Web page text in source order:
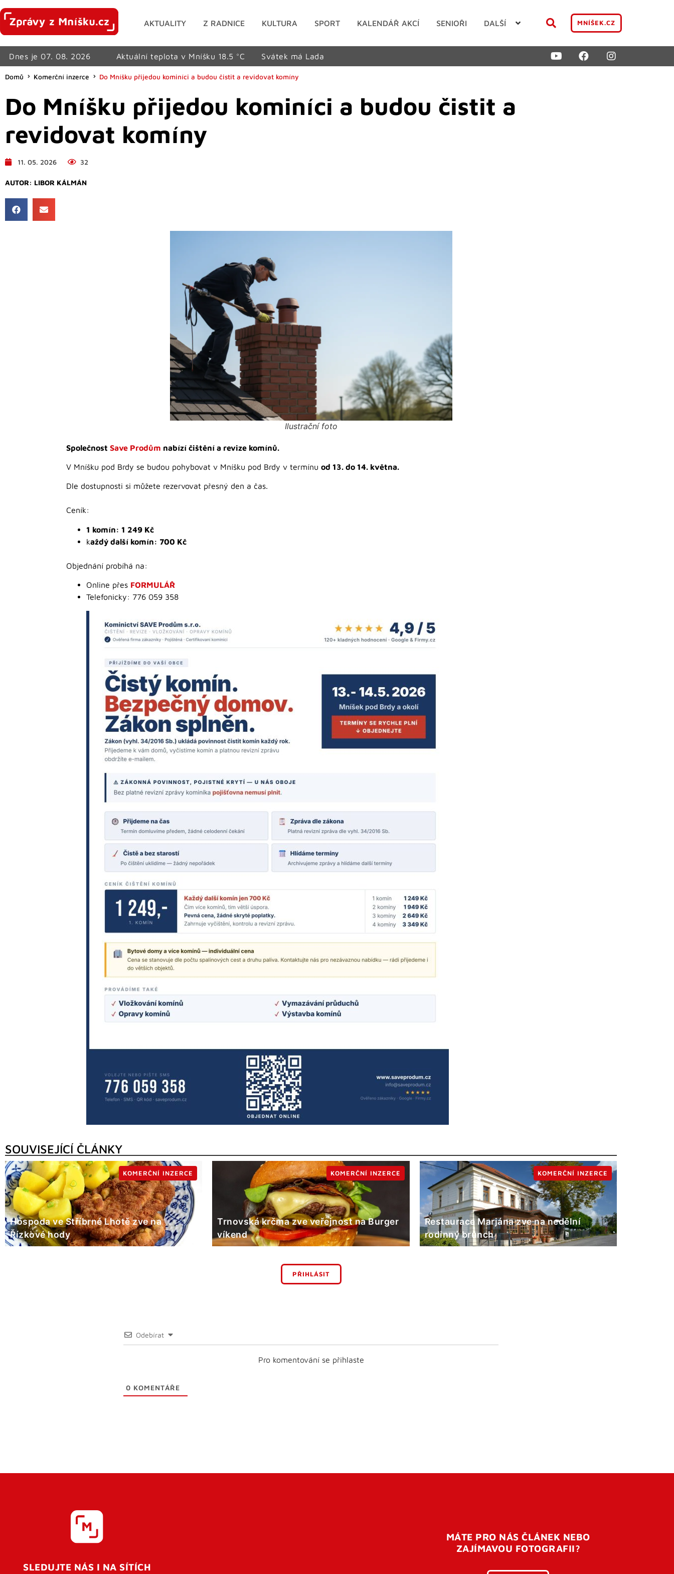
AKTUALITY Z RADNICE KULTURA SPORT KALENDÁŘ AKCÍ SENIOŘI DALŠÍ MNÍŠEK.CZ
Dnes je 07. 08. 2026 Aktuální teplota v Mníšku 18.5 °C Svátek má Lada
Domů Komerční inzerce Do Mníšku přijedou kominíci a budou čistit a revidovat komíny
Do Mníšku přijedou kominíci a budou čistit a
revidovat komíny
11. 05. 2026 32
AUTOR: LIBOR KÁLMÁN
Ilustrační foto
Společnost Save Prodům nabízí čištění a revize komínů.
V Mníšku pod Brdy se budou pohybovat v Mníšku pod Brdy v termínu od 13. do 14. května.
Dle dostupnosti si můžete rezervovat přesný den a čas.
Ceník:
1 komín: 1 249 Kč
každý další komín: 700 Kč
Objednání probíhá na:
Online přes FORMULÁŘ
Telefonicky: 776 059 358
SOUVISEJÍCÍ ČLÁNKY
Hospoda ve Stříbrné Lhotě zve na
Řízkové hody
KOMERČNÍ INZERCE
Trnovská krčma zve veřejnost na Burger
víkend
KOMERČNÍ INZERCE
Restaurace Marjána zve na nedělní
rodinný brunch
KOMERČNÍ INZERCE
PŘIHLÁSIT
Odebírat
Pro komentování se přihlaste
0 KOMENTÁŘE
SLEDUJTE NÁS I NA SÍTÍCH
MÁTE PRO NÁS ČLÁNEK NEBO
ZAJÍMAVOU FOTOGRAFII?